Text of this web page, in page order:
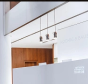
| Luxuriöser Spa |